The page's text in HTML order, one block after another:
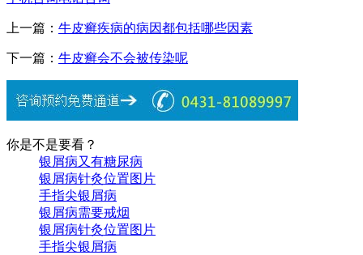
上一篇： 牛皮癣疾病的病因都包括哪些因素
下一篇： 牛皮癣会不会被传染呢
你是不是要看？
银屑病又有糖尿病
银屑病针灸位置图片
手指尖银屑病
银屑病需要戒烟
银屑病针灸位置图片
手指尖银屑病